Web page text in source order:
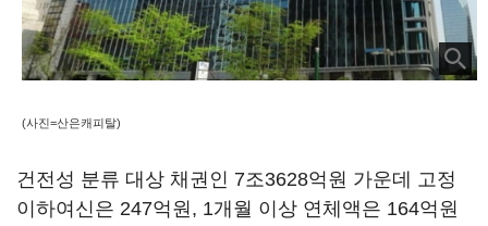
(사진=산은캐피탈)
건전성 분류 대상 채권인 7조3628억원 가운데 고정
이하여신은 247억원, 1개월 이상 연체액은 164억원